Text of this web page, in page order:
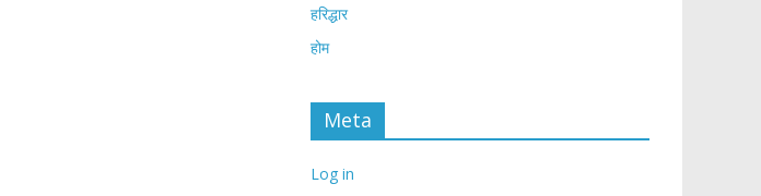
हरिद्धार
होम
Meta
Log in